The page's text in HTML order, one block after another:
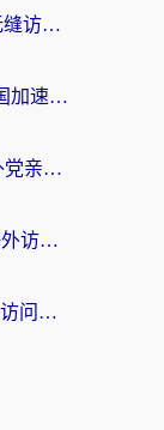
归雁加速器怎么升级快？海外党无缝访问国内资源的全攻略（附免费VPN推荐Dcard热门款）
海外党别被地域卡脖子！xback回国加速器选择全攻略，轻松刷剧玩国服
从印度用什么VPN访问国内？海外党亲测的无缝回国上网指南
海外想刷国内APP卡到爆？这篇海外访问国内服务器加速指南帮你解决所有问题
海外VPN推荐：留学生&华人无缝访问国内资源的避坑指南